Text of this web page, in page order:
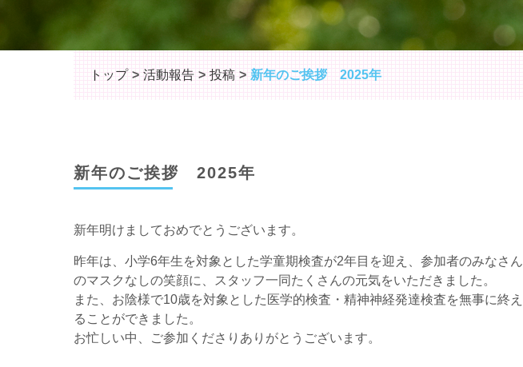
トップ 活動報告 投稿 新年のご挨拶 2025年
新年のご挨拶 2025年
新年明けましておめでとうございます。
昨年は、小学6年生を対象とした学童期検査が2年目を迎え、参加者のみなさん
のマスクなしの笑顔に、スタッフ一同たくさんの元気をいただきました。
また、お陰様で10歳を対象とした医学的検査・精神神経発達検査を無事に終え
ることができました。
お忙しい中、ご参加くださりありがとうございます。